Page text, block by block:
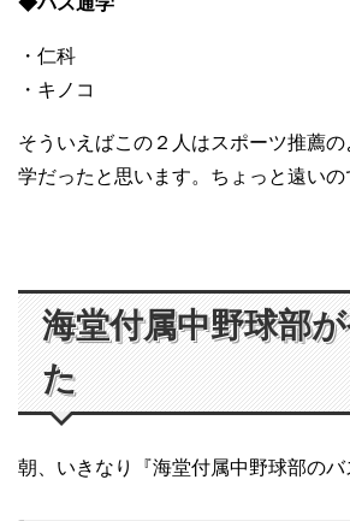
・仁科
・キノコ
そういえばこの２人はスポーツ推薦
学だったと思います。ちょっと遠いの
海堂付属中野球部
た
朝、いきなり『海堂付属中野球部のバ